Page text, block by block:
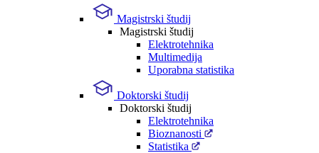
Magistrski študij
Magistrski študij
Elektrotehnika
Multimedija
Uporabna statistika
Doktorski študij
Doktorski študij
Elektrotehnika
Bioznanosti
Statistika